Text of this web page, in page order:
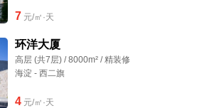
7 元/㎡·天
环洋大厦
高层 (共7层) / 8000m² / 精装修
海淀 - 西二旗
4元/㎡·天